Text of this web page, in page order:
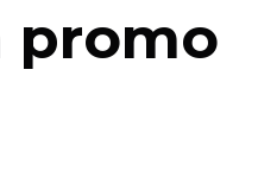
promo